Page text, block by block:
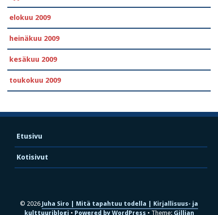
elokuu 2009
heinäkuu 2009
kesäkuu 2009
toukokuu 2009
Etusivu
Kotisivut
© 2026 Juha Siro | Mitä tapahtuu todella | Kirjallisuus- ja
kulttuuriblogi
Powered by WordPress Theme: Gillian